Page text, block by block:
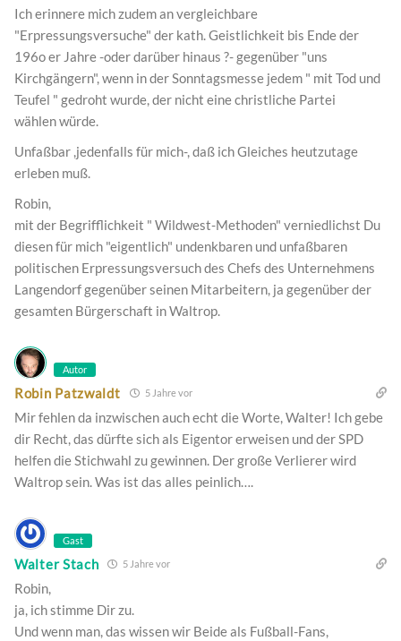
Ich erinnere mich zudem an vergleichbare
"Erpressungsversuche" der kath. Geistlichkeit bis Ende der
196o er Jahre -oder darüber hinaus ?- gegenüber "uns
Kirchgängern", wenn in der Sonntagsmesse jedem " mit Tod und
Teufel " gedroht wurde, der nicht eine christliche Partei
wählen würde.
Unfaßbar ,jedenfalls für mich-, daß ich Gleiches heutzutage
erleben muß.
Robin,
mit der Begrifflichkeit " Wildwest-Methoden" verniedlichst Du
diesen für mich "eigentlich" undenkbaren und unfaßbaren
politischen Erpressungsversuch des Chefs des Unternehmens
Langendorf gegenüber seinen Mitarbeitern, ja gegenüber der
gesamten Bürgerschaft in Waltrop.
Autor
Robin Patzwaldt 5 Jahre vor
Mir fehlen da inzwischen auch echt die Worte, Walter! Ich gebe
dir Recht, das dürfte sich als Eigentor erweisen und der SPD
helfen die Stichwahl zu gewinnen. Der große Verlierer wird
Waltrop sein. Was ist das alles peinlich….
Gast
Walter Stach 5 Jahre vor
Robin,
ja, ich stimme Dir zu.
Und wenn man, das wissen wir Beide als Fußball-Fans,